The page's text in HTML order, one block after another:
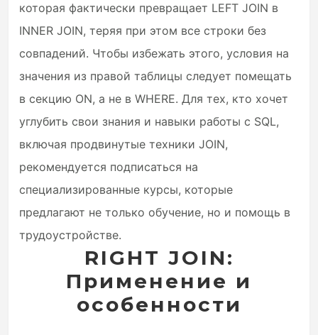
которая фактически превращает LEFT JOIN в
INNER JOIN, теряя при этом все строки без
совпадений. Чтобы избежать этого, условия на
значения из правой таблицы следует помещать
в секцию ON, а не в WHERE. Для тех, кто хочет
углубить свои знания и навыки работы с SQL,
включая продвинутые техники JOIN,
рекомендуется подписаться на
специализированные курсы, которые
предлагают не только обучение, но и помощь в
трудоустройстве.
RIGHT JOIN:
Применение и
особенности